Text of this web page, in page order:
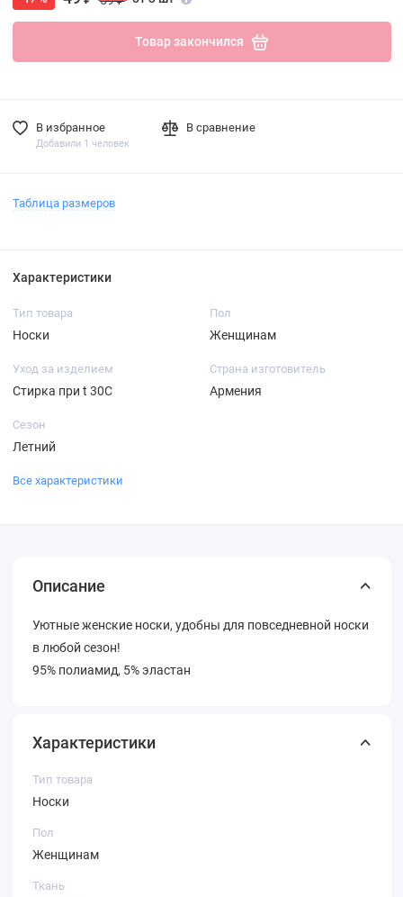
Товар закончился
В избранное
Добавили 1 человек
В сравнение
Таблица размеров
Характеристики
Тип товара
Носки
Пол
Женщинам
Уход за изделием
Стирка при t 30С
Страна изготовитель
Армения
Сезон
Летний
Все характеристики
Описание
Уютные женские носки, удобны для повседневной носки
в любой сезон!
95% полиамид, 5% эластан
Характеристики
Тип товара
Носки
Пол
Женщинам
Ткань